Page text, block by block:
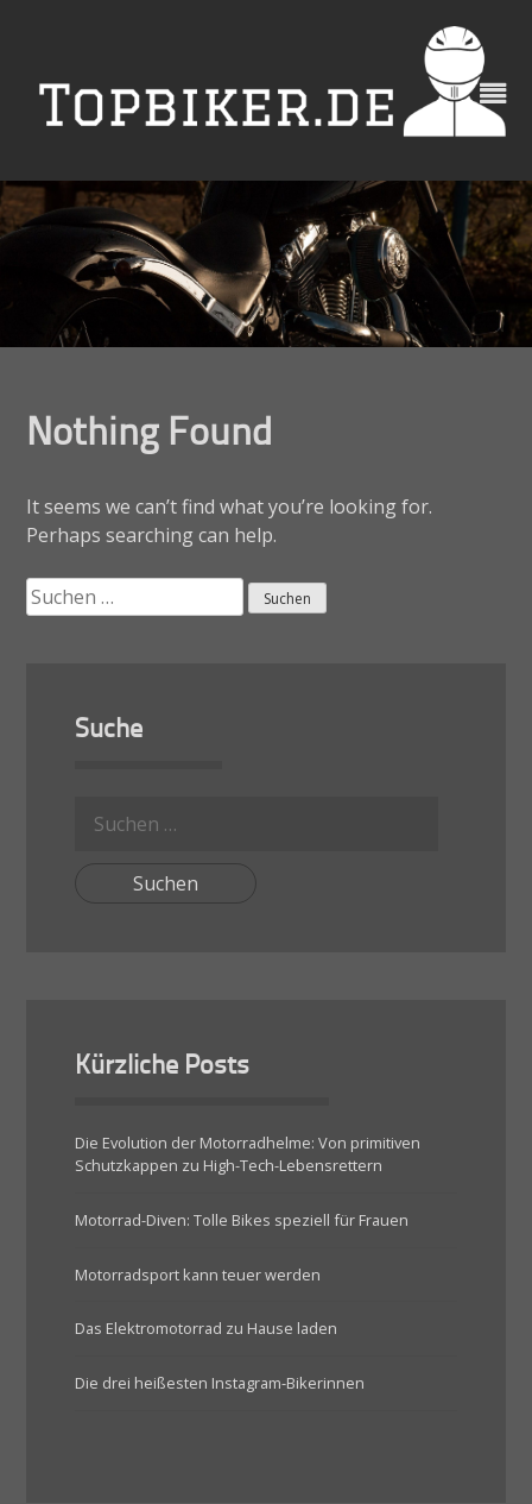
Nothing Found
It seems we can’t find what you’re looking for.
Perhaps searching can help.
Suche
nach:
Suche
nach:
Kürzliche Posts
Die Evolution der Motorradhelme: Von primitiven
Schutzkappen zu High-Tech-Lebensrettern
Motorrad-Diven: Tolle Bikes speziell für Frauen
Motorradsport kann teuer werden
Das Elektromotorrad zu Hause laden
Die drei heißesten Instagram-Bikerinnen